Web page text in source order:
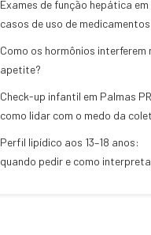
Exames de função hepática em
casos de uso de medicamentos
Como os hormônios interferem
apetite?
Check-up infantil em Palmas
como lidar com o medo da
Perfil lipídico aos 13–18 anos:
quando pedir e como